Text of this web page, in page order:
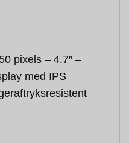
pixels – 4.7″ –
med IPS